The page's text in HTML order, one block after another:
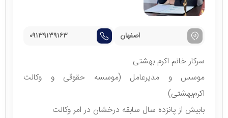
اصفهان ۰۹۱۳۹۱۳۹۱۶۳
سرکار خانم اکرم بهشتی
موسس و مدیرعامل (موسسه حقوقی و وکالت
اکرم‌بهشتی)
بابیش از پانزده سال سابقه درخشان در امر وکالت